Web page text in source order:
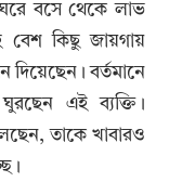
বসে থেকে লাভ
বেশ কিছু জায়গায়
দিয়েছেন। বর্তমানে
এই ব্যক্তি।
তাকে খাবারও